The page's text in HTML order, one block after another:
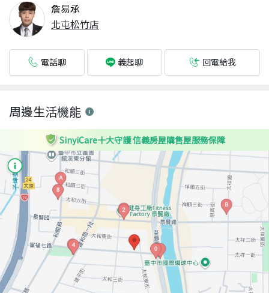
詹易承
北屯松竹店
電話聊 義起聊 回電給我
周邊生活機能
SinyiCare十大守護 信義房屋購售屋服務保障